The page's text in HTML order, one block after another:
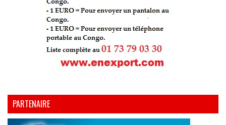
PARTENAIRE